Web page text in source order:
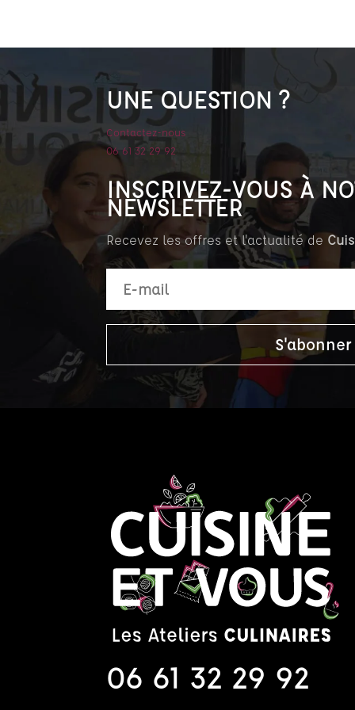
UNE QUESTION ?
Contactez-nous
06 61 32 29 92
INSCRIVEZ-VOUS À
NEWSLETTER
Recevez les offres et l'actualité de
S'abonner
06 61 32 29 92